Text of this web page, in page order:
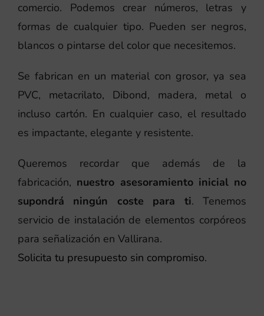
comercio. Podemos crear números, letras y
formas de cualquier tipo. Pueden ser negros,
blancos o pintarse del color que necesitemos.
Se fabrican en un material con grosor, ya sea
PVC, metacrilato, Dibond, madera, metal o
incluso cartón. En cualquier caso, el resultado
es impactante, elegante y resistente.
Queremos recordar que además de la
fabricación, nuestro asesoramiento inicial no
supondrá ningún coste para ti. Tenemos
servicio de instalación de elementos corpóreos
para señalización en Vallirana.
Solicita tu presupuesto sin compromiso.